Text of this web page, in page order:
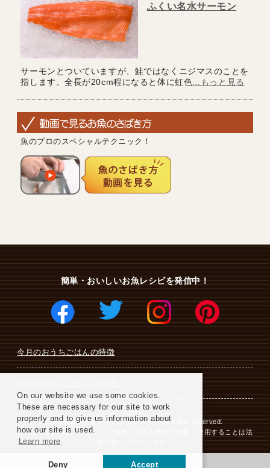
ふくい名水サーモン
サーモンとついていますが、鮭ではなくニジマスのことを
指します。全長が20cm程になると体に虹色 ...もっと見る
魚のプロのスペシャルテクニック！
簡単・おいしいお魚レシピを発信中！
今月のおうちごはんの特徴
Copyright(C) ミテネインターネット All rights reserved.
このサイトの写真、イラスト、動画、文章を無断で転載、使用することは法
On our website we use some cookies.
These are necessary for our site to work
properly and to give us information about
how our site is used.
Learn more
Deny Accept